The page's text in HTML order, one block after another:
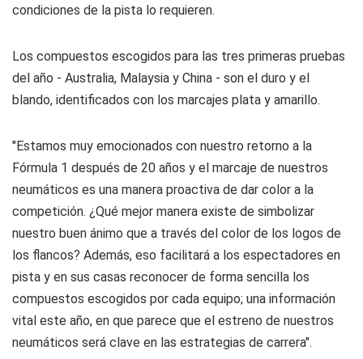
condiciones de la pista lo requieren.
Los compuestos escogidos para las tres primeras pruebas
del año - Australia, Malaysia y China - son el duro y el
blando, identificados con los marcajes plata y amarillo.
"Estamos muy emocionados con nuestro retorno a la
Fórmula 1 después de 20 años y el marcaje de nuestros
neumáticos es una manera proactiva de dar color a la
competición. ¿Qué mejor manera existe de simbolizar
nuestro buen ánimo que a través del color de los logos de
los flancos? Además, eso facilitará a los espectadores en
pista y en sus casas reconocer de forma sencilla los
compuestos escogidos por cada equipo; una información
vital este año, en que parece que el estreno de nuestros
neumáticos será clave en las estrategias de carrera".